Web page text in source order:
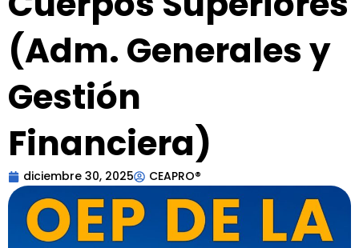
(Adm. Generales y
Gestión
Financiera)
diciembre 30, 2025 CEAPRO®